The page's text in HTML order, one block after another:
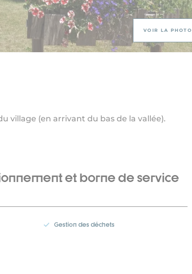
VOIR LA PHOTO
village (en arrivant du bas de la vallée).
et borne de service
Gestion des déchets